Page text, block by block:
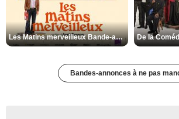
Les Matins merveilleux Bande-annonce VF
Bandes-annonces à ne pas